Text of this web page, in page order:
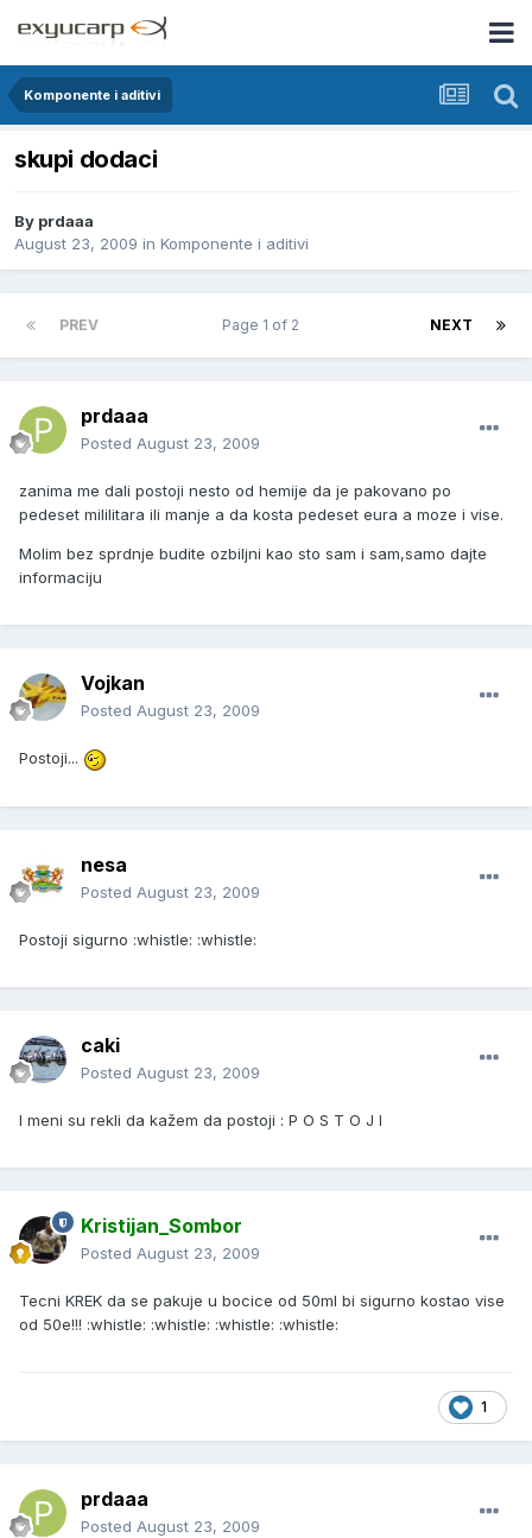
Komponente i aditivi
skupi dodaci
By prdaaa
August 23, 2009 in Komponente i aditivi
PREV NEXT
Page 1 of 2
prdaaa
Posted August 23, 2009
zanima me dali postoji nesto od hemije da je pakovano po
pedeset mililitara ili manje a da kosta pedeset eura a moze i vise.
Molim bez sprdnje budite ozbiljni kao sto sam i sam,samo dajte
informaciju
Vojkan
Posted August 23, 2009
Postoji...
nesa
Posted August 23, 2009
Postoji sigurno :whistle: :whistle:
caki
Posted August 23, 2009
I meni su rekli da kažem da postoji : P O S T O J I
Kristijan_Sombor
Posted August 23, 2009
Tecni KREK da se pakuje u bocice od 50ml bi sigurno kostao vise
od 50e!!! :whistle: :whistle: :whistle: :whistle:
1
prdaaa
Posted August 23, 2009